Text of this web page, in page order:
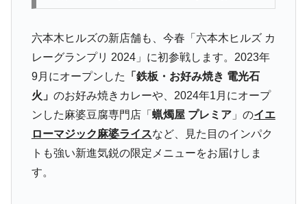
六本木ヒルズの新店舗も、今春「六本木ヒルズ カ
レーグランプリ 2024」に初参戦します。2023年
9月にオープンした
「鉄板・お好み焼き 電光石
火」 のお好み焼きカレーや、2024年1月にオープ
ンした麻婆豆腐専門店「 蝋燭屋 プレミア」のイエ
ローマジック麻婆ライスなど、見た目のインパク
トも強い新進気鋭の限定メニューをお届けしま
す。